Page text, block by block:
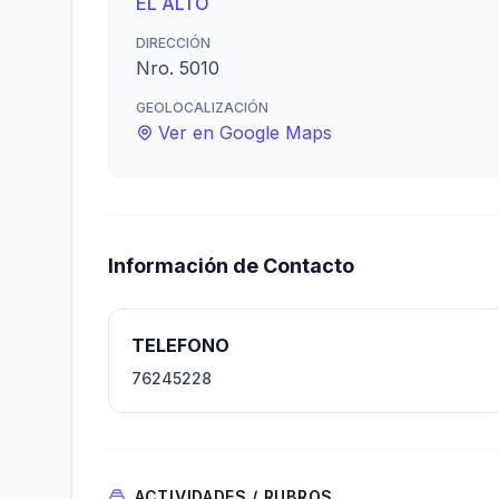
DIRECCIÓN
Nro. 5010
GEOLOCALIZACIÓN
Ver en Google Maps
Información de Contacto
TELEFONO
76245228